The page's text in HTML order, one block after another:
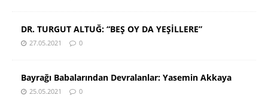
DR. TURGUT ALTUĞ: “BEŞ OY DA YEŞİLLERE”
27.05.2021 0
Bayrağı Babalarından Devralanlar: Yasemin Akkaya
25.05.2021 0